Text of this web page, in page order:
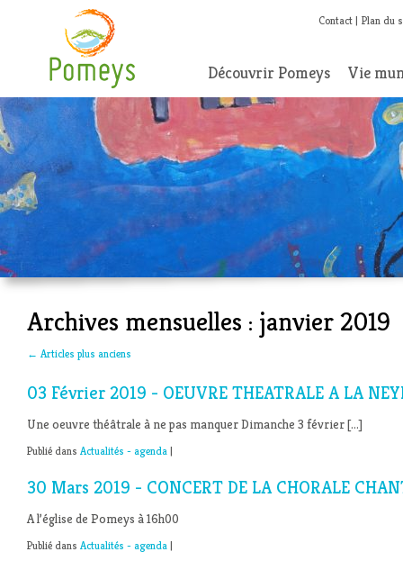
Contact Plan du
Découvrir Pomeys Vie
Archives mensuelles : janvier 2019
← Articles plus anciens
03 Février 2019 - OEUVRE THEATRALE A LA
Une oeuvre théâtrale à ne pas manquer Dimanche 3 février […]
Publié dans Actualités - agenda |
30 Mars 2019 - CONCERT DE LA CHORALE
A l’église de Pomeys à 16h00
Publié dans Actualités - agenda |